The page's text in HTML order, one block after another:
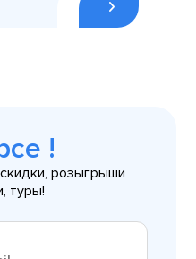
!
розыгрыши
туры!